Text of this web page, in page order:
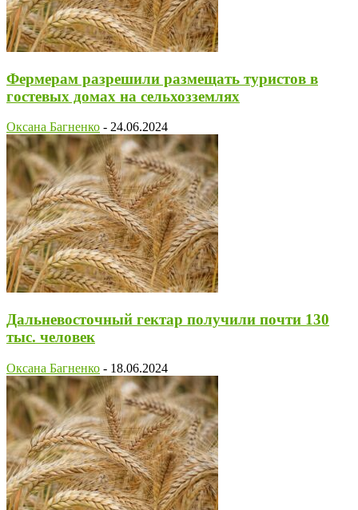
Фермерам разрешили размещать туристов в
гостевых домах на сельхозземлях
Оксана Багненко - 24.06.2024
Дальневосточный гектар получили почти 130
тыс. человек
Оксана Багненко - 18.06.2024